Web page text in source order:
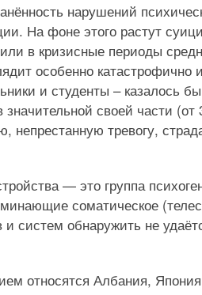
нарушений
На фоне этого растут
в кризисные периоды
особенно катастрофично
и студенты – казалось
своей части
непрестанную тревогу,
— это группа
соматическое
систем обнаружить не
относятся Албания,